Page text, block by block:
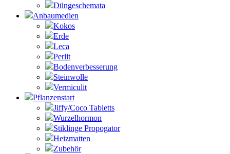
Düngeschemata
Anbaumedien
Kokos
Erde
Leca
Perlit
Bodenverbesserung
Steinwolle
Vermiculit
Pflanzenstart
Jiffy/Coco Tabletts
Wurzelhormon
Stiklinge Propogator
Heizmatten
Zubehör